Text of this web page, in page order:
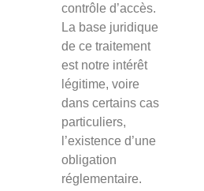
contrôle d’accès.
La base juridique
de ce traitement
est notre intérêt
légitime, voire
dans certains cas
particuliers,
l’existence d’une
obligation
réglementaire.